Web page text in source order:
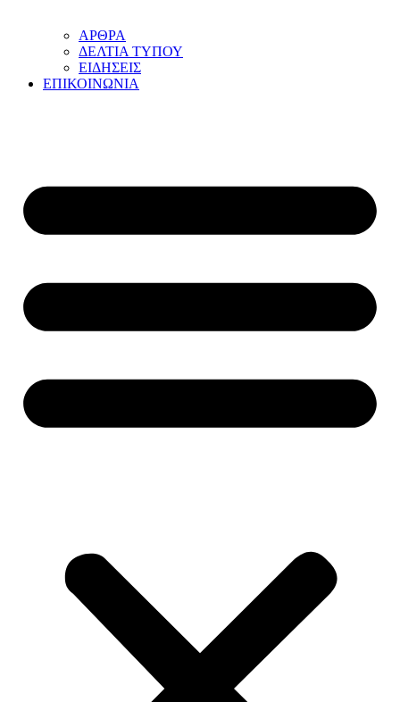
ΑΡΘΡΑ
ΔΕΛΤΙΑ ΤΥΠΟΥ
ΕΙΔΗΣΕΙΣ
ΕΠΙΚΟΙΝΩΝΙΑ